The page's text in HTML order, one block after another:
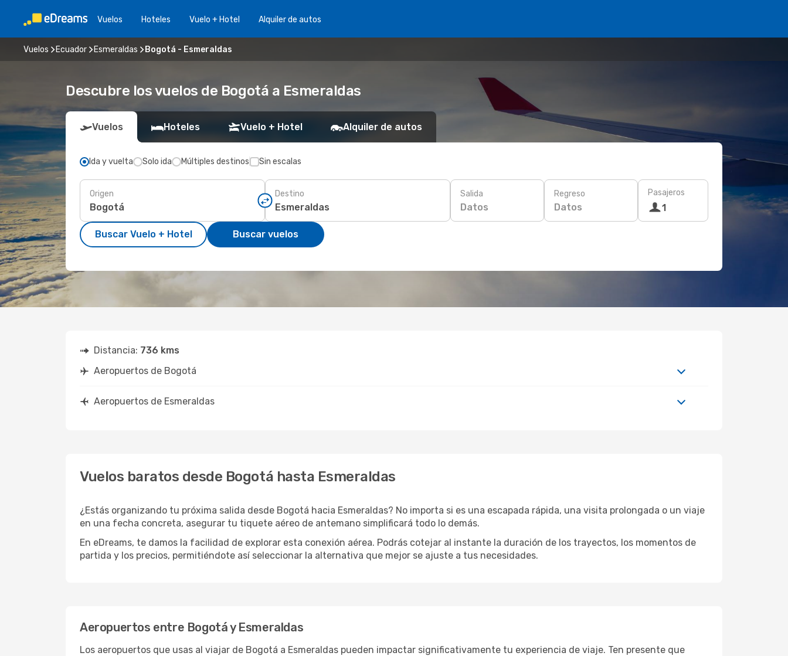
Vuelos Hoteles Vuelo + Hotel Alquiler de autos
Vuelos Ecuador Esmeraldas Bogotá - Esmeraldas
Descubre los vuelos de Bogotá a Esmeraldas
Vuelos Hoteles Vuelo + Hotel Alquiler de autos
Ida y vuelta Solo ida Múltiples destinos Sin escalas
Origen Destino Salida
Datos
Regreso
Datos
Pasajeros
1
Buscar Vuelo + Hotel Buscar vuelos
Distancia: 736 kms
Aeropuertos de Bogotá
Aeropuertos de Esmeraldas
Vuelos baratos desde Bogotá hasta Esmeraldas
¿Estás organizando tu próxima salida desde Bogotá hacia Esmeraldas? No importa si es una escapada rápida, una visita prolongada o un viaje
en una fecha concreta, asegurar tu tiquete aéreo de antemano simplificará todo lo demás.
En eDreams, te damos la facilidad de explorar esta conexión aérea. Podrás cotejar al instante la duración de los trayectos, los momentos de
partida y los precios, permitiéndote así seleccionar la alternativa que mejor se ajuste a tus necesidades.
Aeropuertos entre Bogotá y Esmeraldas
Los aeropuertos que usas al viajar de Bogotá a Esmeraldas pueden impactar significativamente tu experiencia de viaje. Ten presente que